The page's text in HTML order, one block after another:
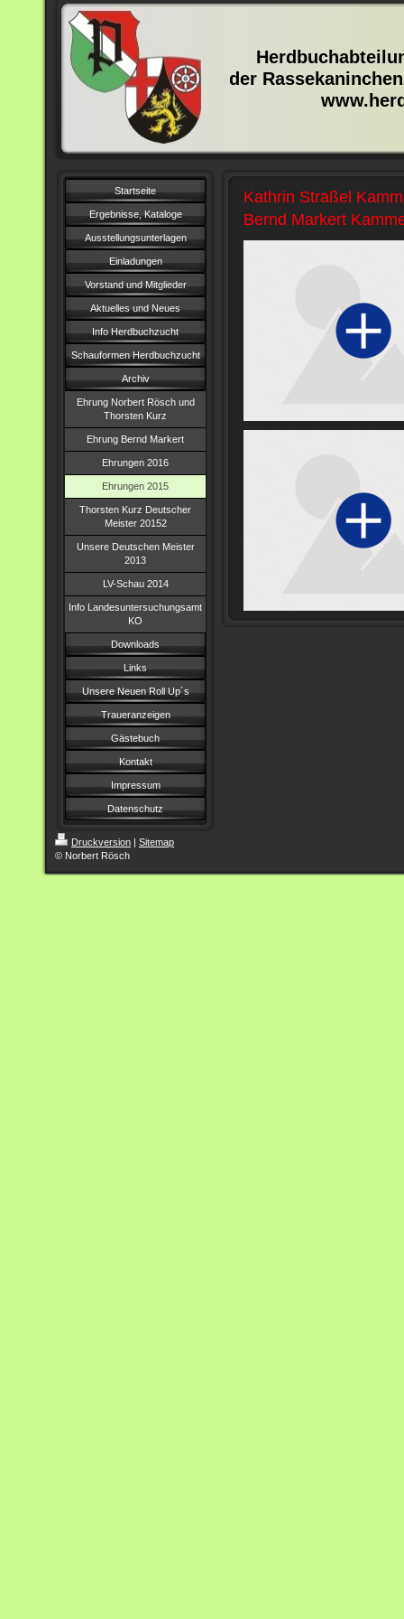
der
Startseite
Ergebnisse, Kataloge
Ausstellungsunterlagen
Einladungen
Vorstand und Mitglieder
Aktuelles und Neues
Info Herdbuchzucht
Schauformen Herdbuchzucht
Archiv
Ehrung Norbert Rösch und
Thorsten Kurz
Ehrung Bernd Markert
Ehrungen 2016
Ehrungen 2015
Thorsten Kurz Deutscher
Meister 20152
Unsere Deutschen Meister
2013
LV-Schau 2014
Info Landesuntersuchungsamt
KO
Downloads
Links
Unsere Neuen Roll Up´s
Traueranzeigen
Gästebuch
Kontakt
Impressum
Datenschutz
Kathrin Straßel
Bernd Markert
Druckversion | Sitemap
© Norbert Rösch